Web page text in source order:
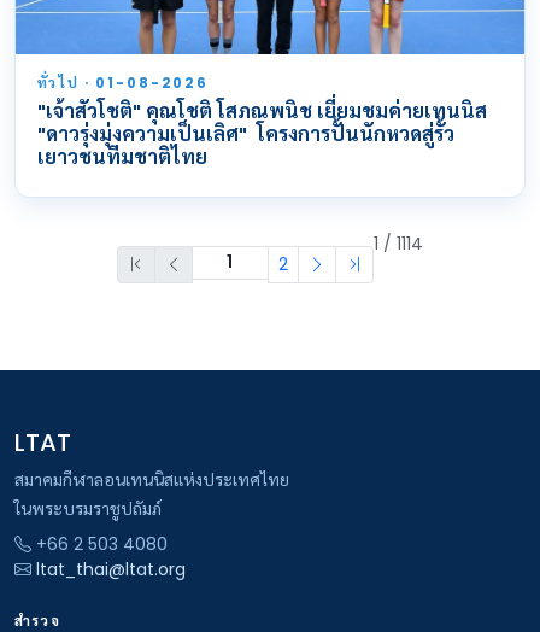
ทั่วไป · 01-08-2026
"เจ้าสัวโชติ" คุณโชติ โสภณพนิช เยี่ยมชมค่ายเทนนิส
"ดาวรุ่งมุ่งความเป็นเลิศ" โครงการปั้นนักหวดสู่รั้ว
เยาวชนทีมชาติไทย
2
1 / 1114
LTAT
สมาคมกีฬาลอนเทนนิสแห่งประเทศไทย
ในพระบรมราชูปถัมภ์
+66 2 503 4080
ltat_thai@ltat.org
สำรวจ